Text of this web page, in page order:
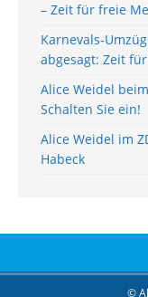
– Zeit für freie
Karnevals-
abgesagt: Zeit
Alice Weidel
Schalten Sie ein!
Alice Weidel im
Habeck
©